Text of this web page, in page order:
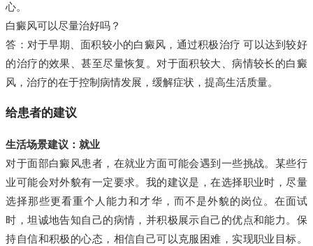
心。
白癜风可以尽量治好吗？
答：对于早期、面积较小的白癜风，通过积极治疗 可以达到较好
的治疗的效果、甚至尽量恢复。对于面积较大、病情较长的白癜
风，治疗的在于控制病情发展，缓解症状，提高生活质量。
给患者的建议
生活场景建议：就业
对于面部白癜风患者，在就业方面可能会遇到一些挑战。某些行
业可能会对外貌有一定要求。我的建议是，在选择职业时，尽量
选择那些更看重个人能力和才华，而不是外貌的岗位。在面试
时，坦诚地告知自己的病情，并积极展示自己的优点和能力。保
持自信和积极的心态，相信自己可以克服困难，实现职业目标。